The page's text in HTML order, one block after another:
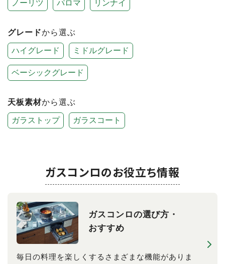
ノーリツ パロマ リンナイ
グレードから選ぶ
ハイグレード ミドルグレード
ベーシックグレード
天板素材から選ぶ
ガラストップ ガラスコート
ガスコンロのお役立ち情報
ガスコンロの​選び方​・
おすすめ
毎日の料理を楽しくするさまざまな機能がありま